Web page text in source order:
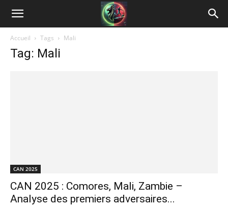
Accueil Tags Mali
Tag: Mali
CAN 2025
CAN 2025 : Comores, Mali, Zambie –
Analyse des premiers adversaires...